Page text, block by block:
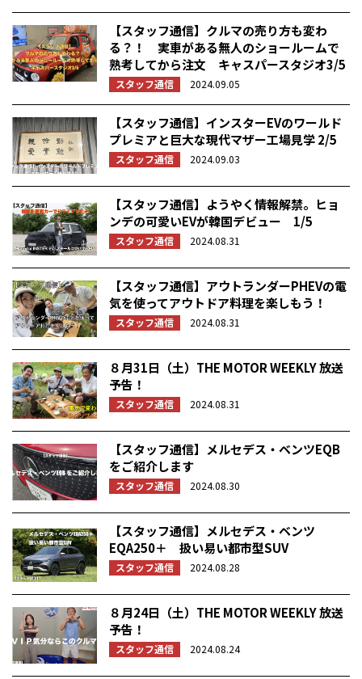
【スタッフ通信】クルマの売り方も変わ
る？！ 実車がある無人のショールームで
熟考してから注文 キャスパースタジオ3/5
スタッフ通信 2024.09.05
【スタッフ通信】インスターEVのワールド
プレミアと巨大な現代マザー工場見学 2/5
スタッフ通信 2024.09.03
【スタッフ通信】ようやく情報解禁。ヒョ
ンデの可愛いEVが韓国デビュー 1/5
スタッフ通信 2024.08.31
【スタッフ通信】アウトランダーPHEVの電
気を使ってアウトドア料理を楽しもう！
スタッフ通信 2024.08.31
８月31日（土）THE MOTOR WEEKLY 放送
予告！
スタッフ通信 2024.08.31
【スタッフ通信】メルセデス・ベンツEQB
をご紹介します
スタッフ通信 2024.08.30
【スタッフ通信】メルセデス・ベンツ
EQA250＋ 扱い易い都市型SUV
スタッフ通信 2024.08.28
８月24日（土）THE MOTOR WEEKLY 放送
予告！
スタッフ通信 2024.08.24